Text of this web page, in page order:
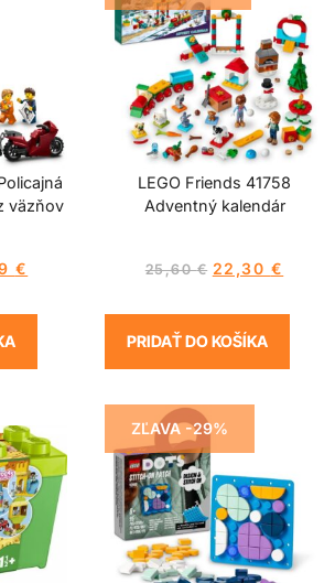
väzňov
€
LEGO Friends 41758
Adventný kalendár
25,60€ 22,30 €
PRIDAŤ DO KOŠÍKA
ZĽAVA -29%